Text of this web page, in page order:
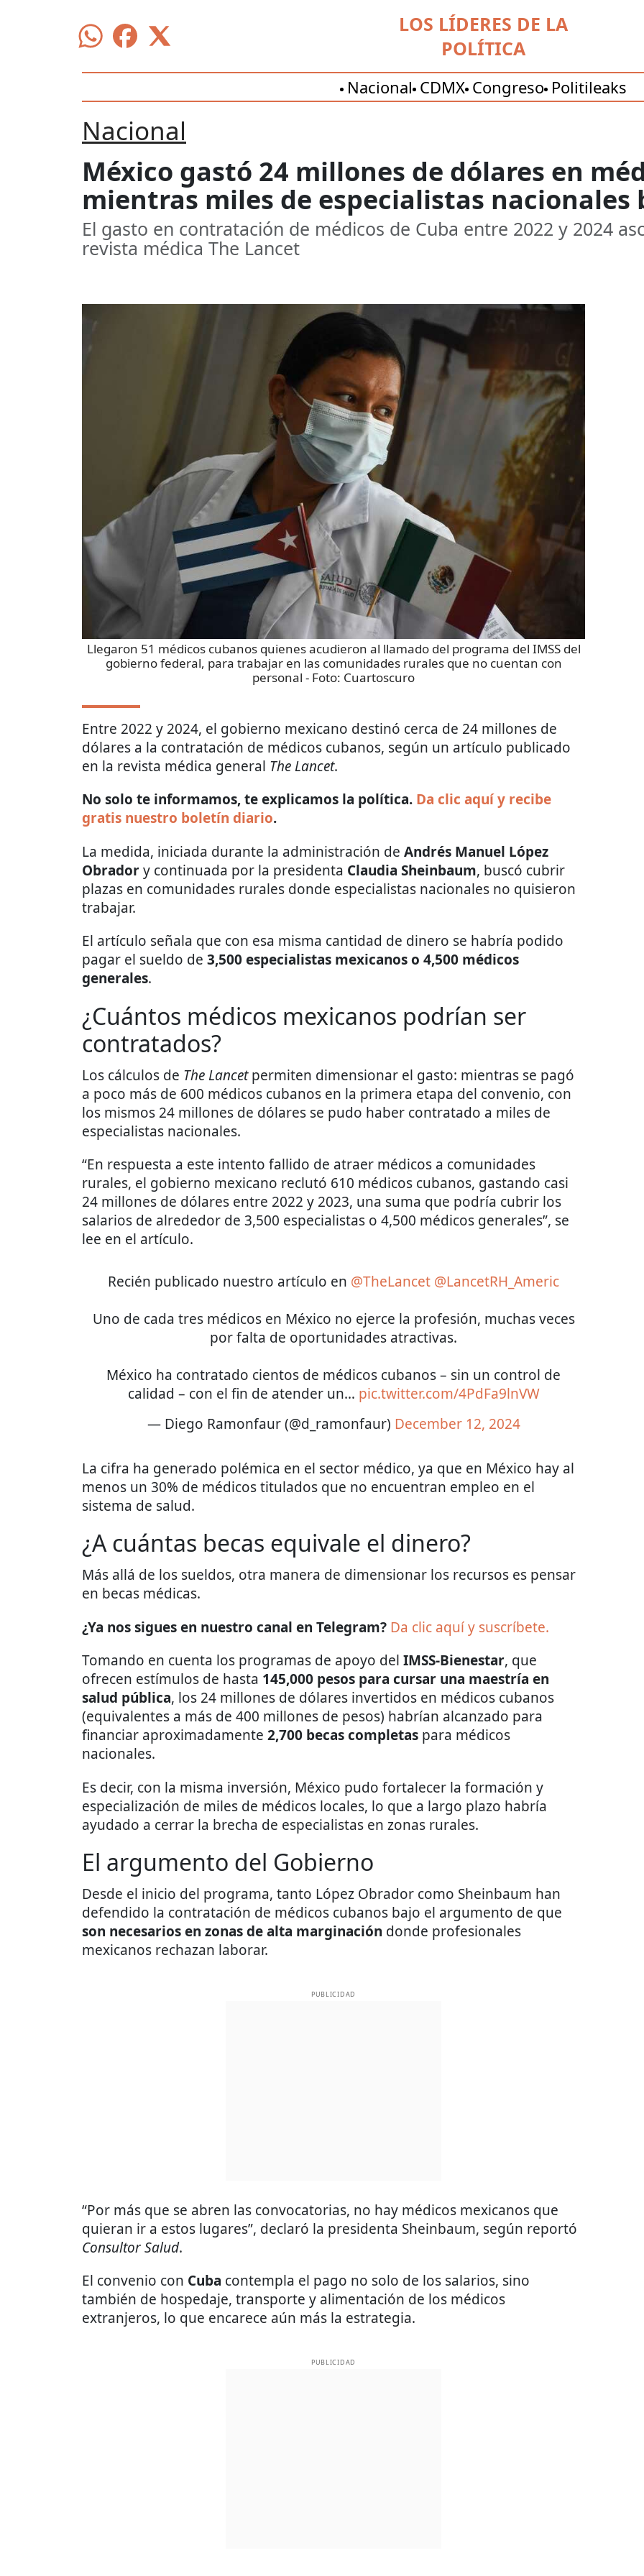
LOS LÍDERES DE LA
POLÍTICA
Nacional CDMX Congreso Politileaks
Nacional
México gastó 24 millones de dólares en
mientras miles de especialistas nacionales
El gasto en contratación de médicos de Cuba entre 2022 y 2024
revista médica The Lancet
Llegaron 51 médicos cubanos quienes acudieron al llamado del programa del IMSS del
gobierno federal, para trabajar en las comunidades rurales que no cuentan con
personal - Foto: Cuartoscuro
Entre 2022 y 2024, el gobierno mexicano destinó cerca de 24 millones de
dólares a la contratación de médicos cubanos, según un artículo publicado
en la revista médica general The Lancet.
No solo te informamos, te explicamos la política. Da clic aquí y recibe
gratis nuestro boletín diario.
La medida, iniciada durante la administración de Andrés Manuel López
Obradory continuada por la presidenta Claudia Sheinbaum, buscó cubrir
plazas en comunidades rurales donde especialistas nacionales no quisieron
trabajar.
El artículo señala que con esa misma cantidad de dinero se habría podido
pagar el sueldo de 3,500 especialistas mexicanos o 4,500 médicos
generales.
¿Cuántos médicos mexicanos podrían ser
contratados?
Los cálculos de The Lancetpermiten dimensionar el gasto: mientras se pagó
a poco más de 600 médicos cubanos en la primera etapa del convenio, con
los mismos 24 millones de dólares se pudo haber contratado a miles de
especialistas nacionales.
“En respuesta a este intento fallido de atraer médicos a comunidades
rurales, el gobierno mexicano reclutó 610 médicos cubanos, gastando casi
24 millones de dólares entre 2022 y 2023, una suma que podría cubrir los
salarios de alrededor de 3,500 especialistas o 4,500 médicos generales”, se
lee en el artículo.
Recién publicado nuestro artículo en @TheLancet @LancetRH_Americ
Uno de cada tres médicos en México no ejerce la profesión, muchas veces
por falta de oportunidades atractivas.
México ha contratado cientos de médicos cubanos – sin un control de
calidad – con el fin de atender un… pic.twitter.com/4PdFa9lnVW
— Diego Ramonfaur (@d_ramonfaur) December 12, 2024
La cifra ha generado polémica en el sector médico, ya que en México hay al
menos un 30% de médicos titulados que no encuentran empleo en el
sistema de salud.
¿A cuántas becas equivale el dinero?
Más allá de los sueldos, otra manera de dimensionar los recursos es pensar
en becas médicas.
¿Ya nos sigues en nuestro canal en Telegram? Da clic aquí y suscríbete.
Tomando en cuenta los programas de apoyo del IMSS-Bienestar, que
ofrecen estímulos de hasta 145,000 pesos para cursar una maestría en
salud pública, los 24 millones de dólares invertidos en médicos cubanos
(equivalentes a más de 400 millones de pesos) habrían alcanzado para
financiar aproximadamente 2,700 becas completas para médicos
nacionales.
Es decir, con la misma inversión, México pudo fortalecer la formación y
especialización de miles de médicos locales, lo que a largo plazo habría
ayudado a cerrar la brecha de especialistas en zonas rurales.
El argumento del Gobierno
Desde el inicio del programa, tanto López Obrador como Sheinbaum han
defendido la contratación de médicos cubanos bajo el argumento de que
son necesarios en zonas de alta marginación donde profesionales
mexicanos rechazan laborar.
PUBLICIDAD
“Por más que se abren las convocatorias, no hay médicos mexicanos que
quieran ir a estos lugares”, declaró la presidenta Sheinbaum, según reportó
Consultor Salud.
El convenio con Cuba contempla el pago no solo de los salarios, sino
también de hospedaje, transporte y alimentación de los médicos
extranjeros, lo que encarece aún más la estrategia.
PUBLICIDAD